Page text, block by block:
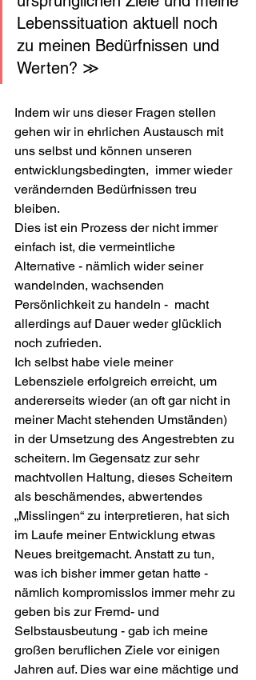
Lebenssituation aktuell noch
zu meinen Bedürfnissen und
Werten? ≫
Indem wir uns dieser Fragen stellen
gehen wir in ehrlichen Austausch mit
uns selbst und können unseren
entwicklungsbedingten,  immer wieder
verändernden Bedürfnissen treu
bleiben.
Dies ist ein Prozess der nicht immer
einfach ist, die vermeintliche
Alternative - nämlich wider seiner
wandelnden, wachsenden
Persönlichkeit zu handeln -  macht
allerdings auf Dauer weder glücklich
noch zufrieden.
Ich selbst habe viele meiner
Lebensziele erfolgreich erreicht, um
andererseits wieder (an oft gar nicht in
meiner Macht stehenden Umständen)
in der Umsetzung des Angestrebten zu
scheitern. Im Gegensatz zur sehr
machtvollen Haltung, dieses Scheitern
als beschämendes, abwertendes
„Misslingen“ zu interpretieren, hat sich
im Laufe meiner Entwicklung etwas
Neues breitgemacht. Anstatt zu tun,
was ich bisher immer getan hatte -
nämlich kompromisslos immer mehr zu
geben bis zur Fremd- und
Selbstausbeutung - gab ich meine
großen beruflichen Ziele vor einigen
Jahren auf. Dies war eine mächtige und